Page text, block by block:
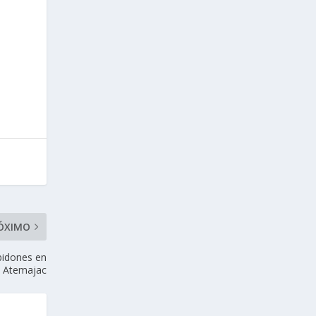
en
Atemajac